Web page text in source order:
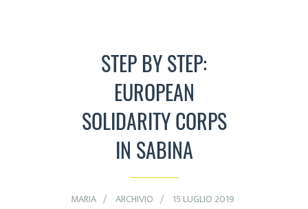
STEP BY STEP:
EUROPEAN
SOLIDARITY CORPS
IN SABINA
MARIA ARCHIVIO 15 LUGLIO 2019